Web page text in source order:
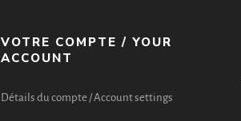
VOTRE COMPTE / YOUR
ACCOUNT
Détails du compte / Account settings